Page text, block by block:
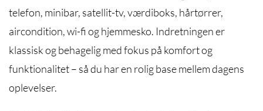
telefon, minibar, satellit-tv, værdiboks, hårtørrer,
aircondition, wi-fi og hjemmesko. Indretningen er
klassisk og behagelig med fokus på komfort og
funktionalitet – så du har en rolig base mellem dagens
oplevelser.